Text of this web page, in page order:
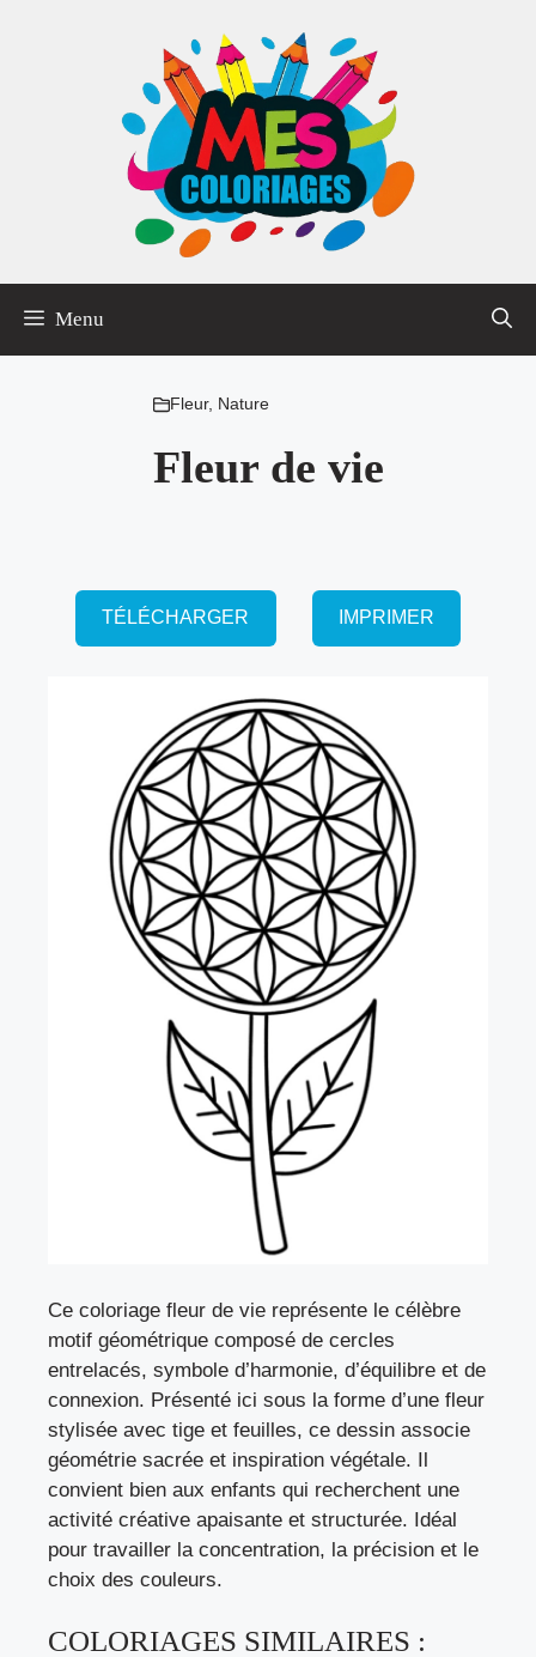
Menu
Fleur, Nature
Fleur de vie
TÉLÉCHARGER IMPRIMER
Ce coloriage fleur de vie représente le célèbre
motif géométrique composé de cercles
entrelacés, symbole d’harmonie, d’équilibre et de
connexion. Présenté ici sous la forme d’une fleur
stylisée avec tige et feuilles, ce dessin associe
géométrie sacrée et inspiration végétale. Il
convient bien aux enfants qui recherchent une
activité créative apaisante et structurée. Idéal
pour travailler la concentration, la précision et le
choix des couleurs.
COLORIAGES SIMILAIRES :